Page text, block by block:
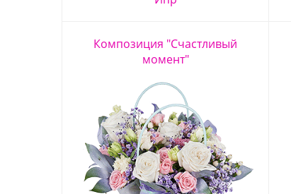
Композиция "Счастливый
момент"